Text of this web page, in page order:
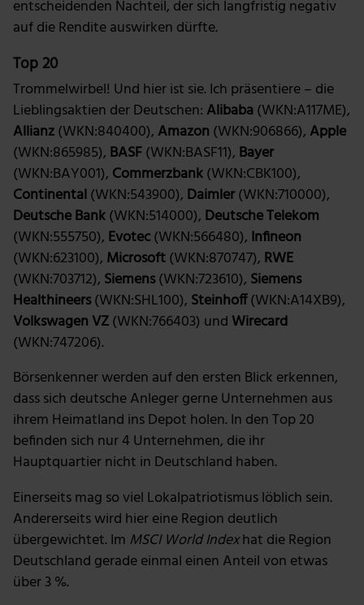
entscheidenden Nachteil, der sich langfristig negativ
auf die Rendite auswirken dürfte.
Top 20
Trommelwirbel! Und hier ist sie. Ich präsentiere – die
Lieblingsaktien der Deutschen: Alibaba(WKN:A117ME),
Allianz(WKN:840400), Amazon (WKN:906866), Apple
(WKN:865985), BASF(WKN:BASF11), Bayer
(WKN:BAY001), Commerzbank(WKN:CBK100),
Continental(WKN:543900), Daimler(WKN:710000),
Deutsche Bank(WKN:514000), Deutsche Telekom
(WKN:555750), Evotec(WKN:566480), Infineon
(WKN:623100), Microsoft(WKN:870747), RWE
(WKN:703712), Siemens(WKN:723610), Siemens
Healthineers(WKN:SHL100), Steinhoff(WKN:A14XB9),
Volkswagen VZ(WKN:766403) und Wirecard
(WKN:747206).
Börsenkenner werden auf den ersten Blick erkennen,
dass sich deutsche Anleger gerne Unternehmen aus
ihrem Heimatland ins Depot holen. In den Top 20
befinden sich nur 4 Unternehmen, die ihr
Hauptquartier nicht in Deutschland haben.
Einerseits mag so viel Lokalpatriotismus löblich sein.
Andererseits wird hier eine Region deutlich
übergewichtet. Im MSCI World Indexhat die Region
Deutschland gerade einmal einen Anteil von etwas
über 3 %.